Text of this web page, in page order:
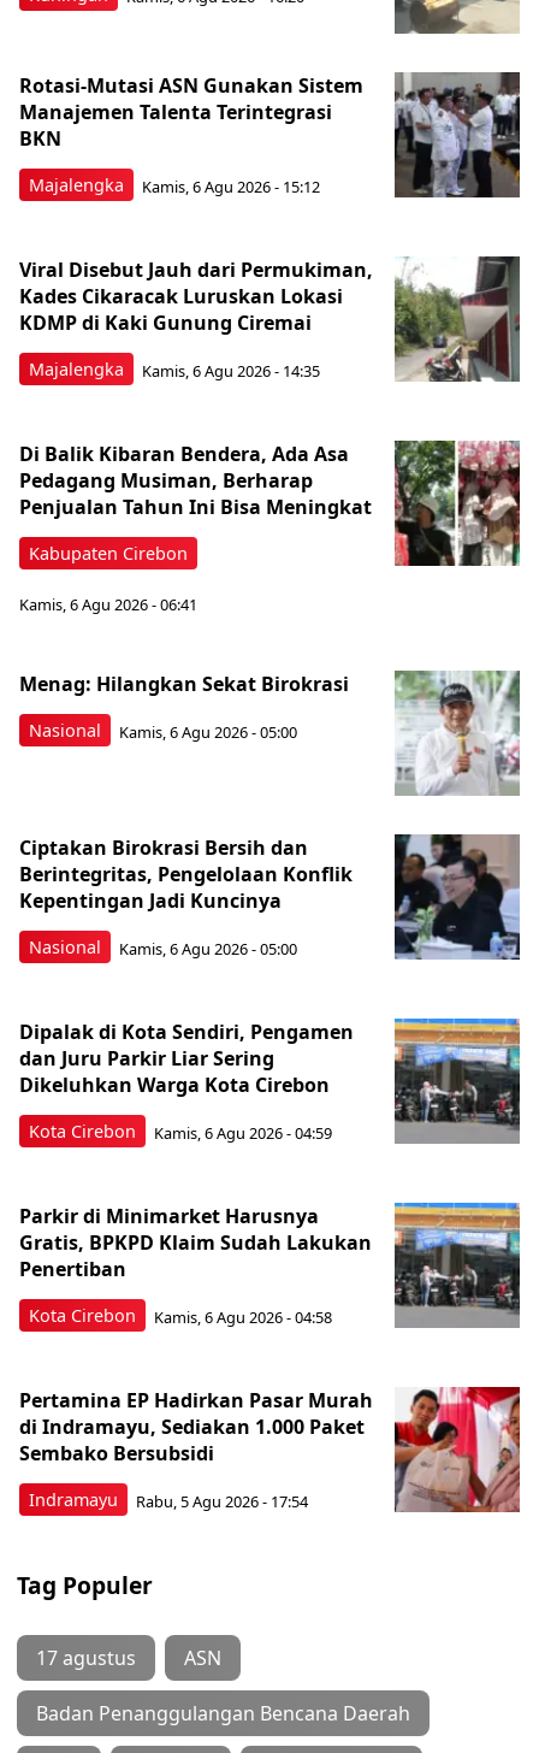
Majalengka
Rotasi-Mutasi ASN Gunakan Sistem
Manajemen Talenta Terintegrasi
BKN
Kamis, 6 Agu 2026 - 15:12
Majalengka
Viral Disebut Jauh dari Permukiman,
Kades Cikaracak Luruskan Lokasi
KDMP di Kaki Gunung Ciremai
Kamis, 6 Agu 2026 - 14:35
Kabupaten Cirebon
Di Balik Kibaran Bendera, Ada Asa
Pedagang Musiman, Berharap
Penjualan Tahun Ini Bisa Meningkat
Kamis, 6 Agu 2026 - 06:41
Nasional
Menag: Hilangkan Sekat Birokrasi
Kamis, 6 Agu 2026 - 05:00
Nasional
Ciptakan Birokrasi Bersih dan
Berintegritas, Pengelolaan Konflik
Kepentingan Jadi Kuncinya
Kamis, 6 Agu 2026 - 05:00
Kota Cirebon
Dipalak di Kota Sendiri, Pengamen
dan Juru Parkir Liar Sering
Dikeluhkan Warga Kota Cirebon
Kamis, 6 Agu 2026 - 04:59
Kota Cirebon
Parkir di Minimarket Harusnya
Gratis, BPKPD Klaim Sudah Lakukan
Penertiban
Kamis, 6 Agu 2026 - 04:58
Indramayu
Pertamina EP Hadirkan Pasar Murah
di Indramayu, Sediakan 1.000 Paket
Sembako Bersubsidi
Rabu, 5 Agu 2026 - 17:54
Tag Populer
17 agustus ASN
Badan Penanggulangan Bencana Daerah